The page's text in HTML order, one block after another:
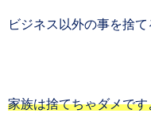
ビジネス以外の事を捨て
家族は捨てちゃダメで